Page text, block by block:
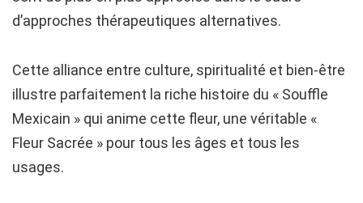
d’approches thérapeutiques alternatives.
Cette alliance entre culture, spiritualité et bien-être
illustre parfaitement la riche histoire du « Souffle
Mexicain » qui anime cette fleur, une véritable «
Fleur Sacrée » pour tous les âges et tous les
usages.